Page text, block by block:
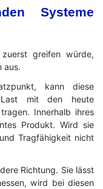
Systeme
greifen würde,
aus.
kann diese
Last mit den heute
Innerhalb ihres
Produkt. Wird sie
Tragfähigkeit nicht
Richtung. Sie lässt
wird bei diesen